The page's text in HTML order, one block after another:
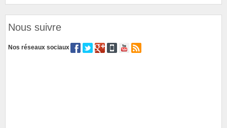
Nous suivre
Nos réseaux sociaux